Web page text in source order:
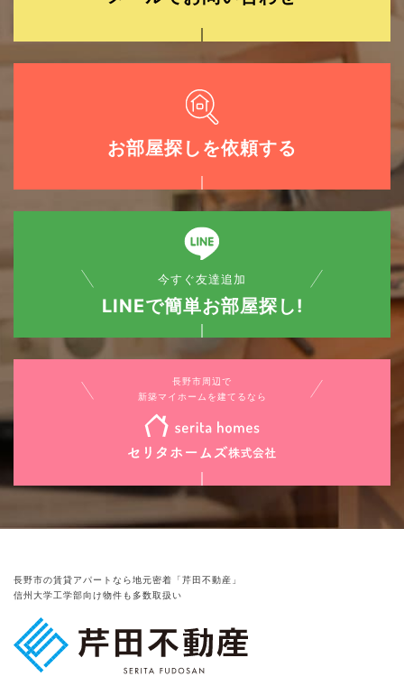
お部屋探しを依頼する
今すぐ友達追加
LINEで簡単お部屋探し!
長野市周辺で
新築マイホームを建てるなら
長野市の賃貸アパートなら地元密着「芹田不動産」
信州大学工学部向け物件も多数取扱い